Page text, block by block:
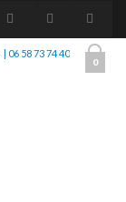
0
| 06 58 73 74 40